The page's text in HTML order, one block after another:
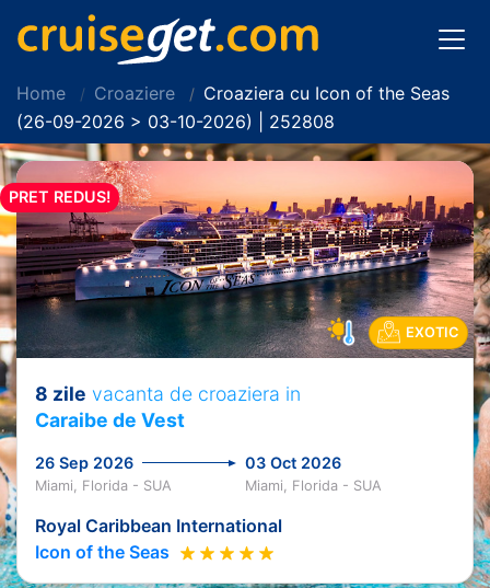
Home Croaziere
Croaziera cu Icon of the Seas
(26-09-2026 > 03-10-2026) | 252808
PRET REDUS!
EXOTIC
8 zile vacanta de croaziera in
Caraibe de Vest
26 Sep 2026 03 Oct 2026
Miami, Florida - SUA Miami, Florida - SUA
Royal Caribbean International
Icon of the Seas